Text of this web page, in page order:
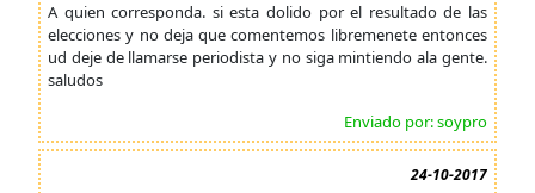
A quien corresponda. si esta dolido por el resultado de las
elecciones y no deja que comentemos libremenete entonces
ud deje de llamarse periodista y no siga mintiendo ala gente.
saludos
Enviado por: soypro
24-10-2017